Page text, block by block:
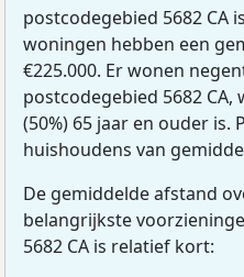
postcodegebied 5682 CA
woningen hebben een
€225.000. Er wonen
postcodegebied 5682
(50%) 65 jaar en ouder is.
huishoudens van
De gemiddelde afstand
belangrijkste
5682 CA is relatief kort: